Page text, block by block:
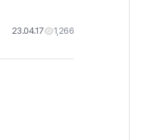
23.04.17 1,266